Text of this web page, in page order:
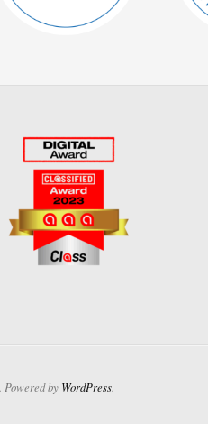
. Powered by WordPress